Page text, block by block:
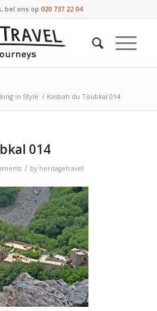
bel ons op 020 737 22 04
in Style / Kasbah du Toubkal 014
014
/ by heritagetravel